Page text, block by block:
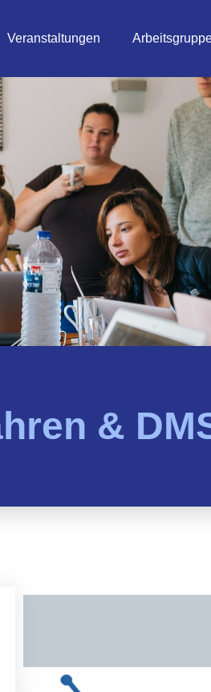
Veranstaltungen
&